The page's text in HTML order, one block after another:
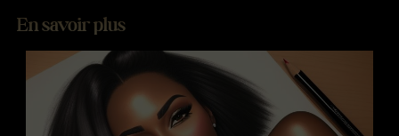
En savoir plus